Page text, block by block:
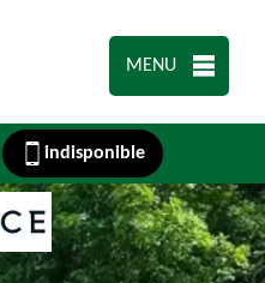
MENU
indisponible